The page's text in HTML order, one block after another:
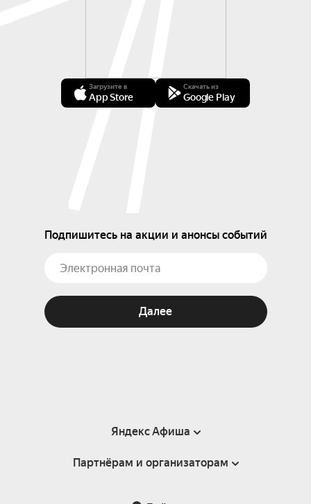
Загрузите в
App Store
Скачать из
Google Play
Подпишитесь на акции и анонсы событий
Далее
Яндекс Афиша
Справка
Партнёрам и организаторам